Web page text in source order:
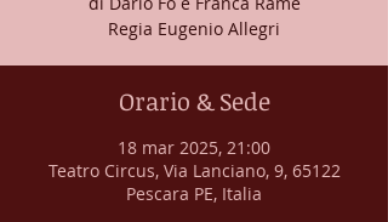
Regia Eugenio Allegri
Orario & Sede
18 mar 2025, 21:00
Teatro Circus, Via Lanciano, 9, 65122
Pescara PE, Italia